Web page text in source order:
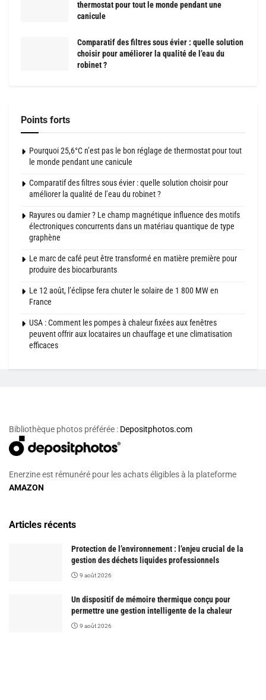
thermostat pour tout le monde pendant une
canicule
Comparatif des filtres sous évier : quelle solution
choisir pour améliorer la qualité de l’eau du
robinet ?
Points forts
Pourquoi 25,6°C n’est pas le bon réglage de thermostat pour tout
le monde pendant une canicule
Comparatif des filtres sous évier : quelle solution choisir pour
améliorer la qualité de l’eau du robinet ?
Rayures ou damier ? Le champ magnétique influence des motifs
électroniques concurrents dans un matériau quantique de type
graphène
Le marc de café peut être transformé en matière première pour
produire des biocarburants
Le 12 août, l’éclipse fera chuter le solaire de 1 800 MW en
France
USA : Comment les pompes à chaleur fixées aux fenêtres
peuvent offrir aux locataires un chauffage et une climatisation
efficaces
Bibliothèque photos préférée : Depositphotos.com
Enerzine est rémunéré pour les achats éligibles à la plateforme
AMAZON
Articles récents
Protection de l’environnement : l’enjeu crucial de la
gestion des déchets liquides professionnels
9 août 2026
Un dispositif de mémoire thermique conçu pour
permettre une gestion intelligente de la chaleur
9 août 2026